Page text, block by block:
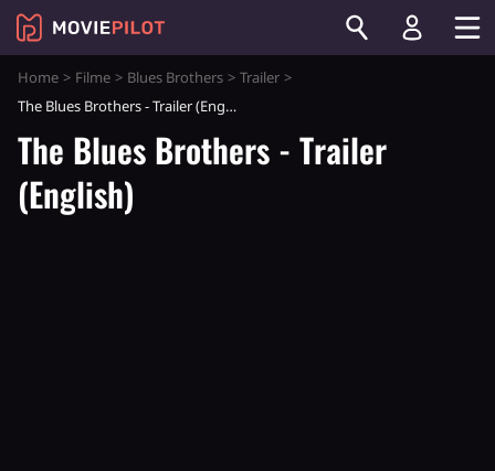
Home Filme Blues Brothers
Trailer
The Blues Brothers - Trailer (English)
The Blues Brothers - Trailer
(English)